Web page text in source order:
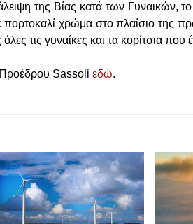
της Βίας κατά των Γυναικών, το
χρώμα στο πλαίσιο της
τις γυναίκες και τα κορίτσια που
Προέδρου Sassoli εδώ.